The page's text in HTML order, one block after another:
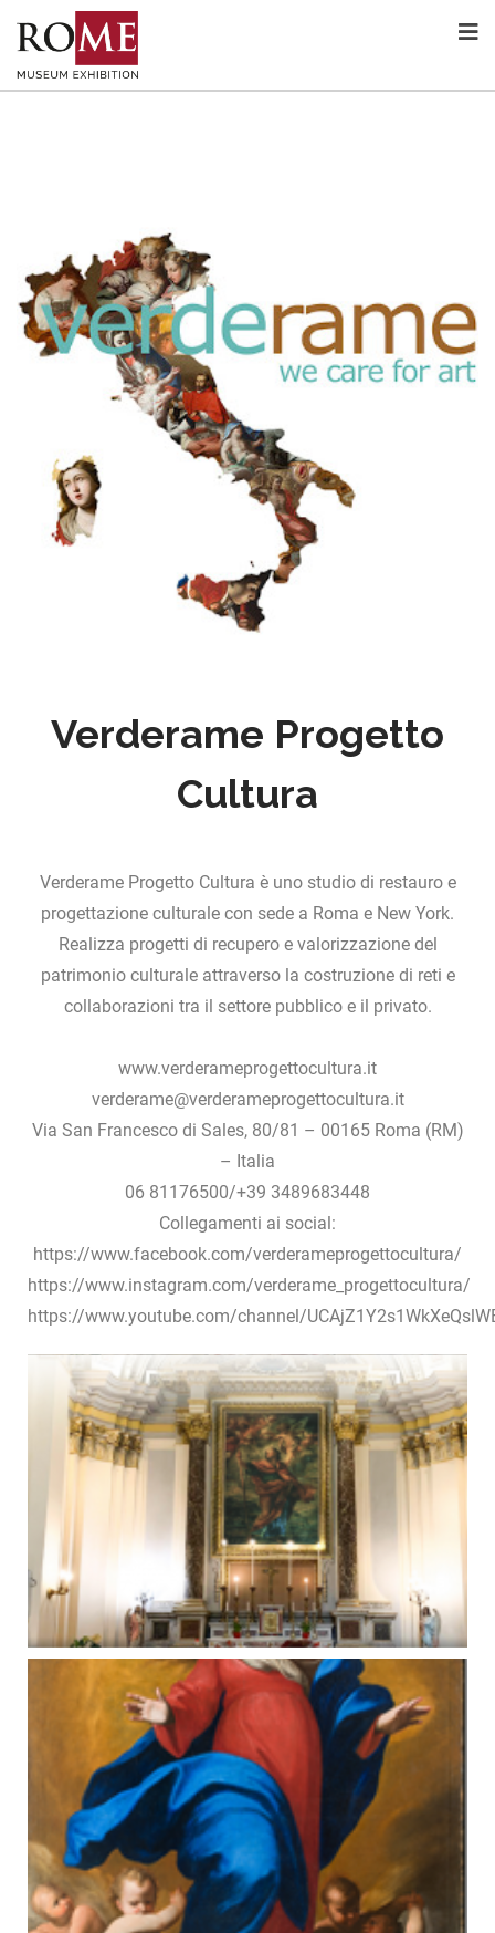
Verderame Progetto
Cultura
Verderame Progetto Cultura è uno studio di restauro e
progettazione culturale con sede a Roma e New York.
Realizza progetti di recupero e valorizzazione del
patrimonio culturale attraverso la costruzione di reti e
collaborazioni tra il settore pubblico e il privato.
www.verderameprogettocultura.it
verderame@verderameprogettocultura.it
Via San Francesco di Sales, 80/81 – 00165 Roma (RM)
– Italia
06 81176500/+39 3489683448
Collegamenti ai social:
https://www.facebook.com/verderameprogettocultura/
https://www.instagram.com/verderame_progettocultura/
https://www.youtube.com/channel/